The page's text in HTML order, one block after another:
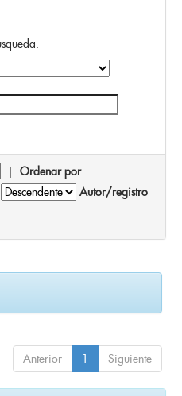
| Ordenar por
Autor/registro
Anterior 1 Siguiente